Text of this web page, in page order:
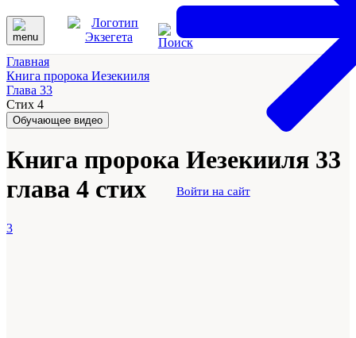
Войти на сайт
Главная
Книга пророка Иезекииля
Глава 33
Стих 4
Обучающее видео
Книга пророка Иезекииля 33
глава 4 стих
3